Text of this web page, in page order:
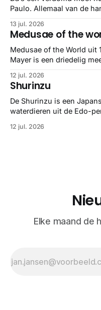
Paulo. Allemaal van de
13 jul. 2026
Medusae of the
Medusae of the World uit
Mayer is een driedelig
gedetailleerd overzicht
taxonomie. Het boek staat bekend om de combinatie van
strikte wetenschap met
illustraties en
12 jul. 2026
Shurinzu
De Shurinzu is een
waterdieren uit de Edo-
bekend om verfijnde
12 jul. 2026
Elke maand de